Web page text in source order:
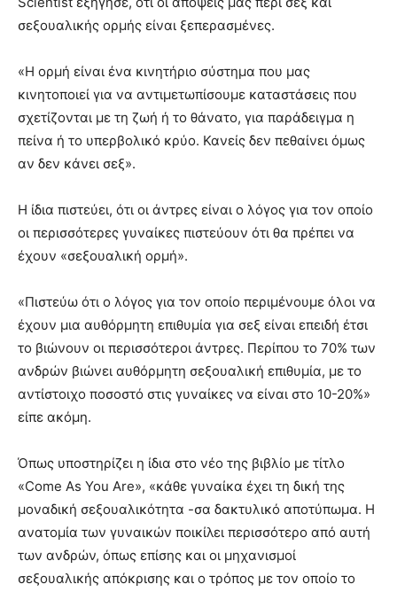
σεξουαλικής ορμής είναι ξεπερασμένες.
«Η ορμή είναι ένα κινητήριο σύστημα που μας
κινητοποιεί για να αντιμετωπίσουμε καταστάσεις που
σχετίζονται με τη ζωή ή το θάνατο, για παράδειγμα η
πείνα ή το υπερβολικό κρύο. Κανείς δεν πεθαίνει όμως
αν δεν κάνει σεξ».
Η ίδια πιστεύει, ότι οι άντρες είναι ο λόγος για τον οποίο
οι περισσότερες γυναίκες πιστεύουν ότι θα πρέπει να
έχουν «σεξουαλική ορμή».
«Πιστεύω ότι ο λόγος για τον οποίο περιμένουμε όλοι να
έχουν μια αυθόρμητη επιθυμία για σεξ είναι επειδή έτσι
το βιώνουν οι περισσότεροι άντρες. Περίπου το 70% των
ανδρών βιώνει αυθόρμητη σεξουαλική επιθυμία, με το
αντίστοιχο ποσοστό στις γυναίκες να είναι στο 10-20%»
είπε ακόμη.
Όπως υποστηρίζει η ίδια στο νέο της βιβλίο με τίτλο
«Come As You Are», «κάθε γυναίκα έχει τη δική της
μοναδική σεξουαλικότητα -σα δακτυλικό αποτύπωμα. Η
ανατομία των γυναικών ποικίλει περισσότερο από αυτή
των ανδρών, όπως επίσης και οι μηχανισμοί
σεξουαλικής απόκρισης και ο τρόπος με τον οποίο το